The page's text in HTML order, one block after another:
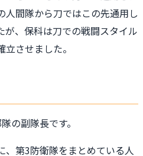
人間隊から刀ではこの先通用し
が、保科は刀での戦闘スタイル
させました。
の副隊長です。
、第3防衛隊をまとめている人